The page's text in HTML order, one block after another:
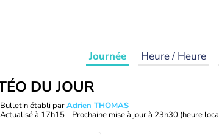
Journée Heure / Heure
DU JOUR
Bulletin établi parAdrien THOMAS
Actualisé à 17h15 - Prochaine mise à jour à 23h30 (heure